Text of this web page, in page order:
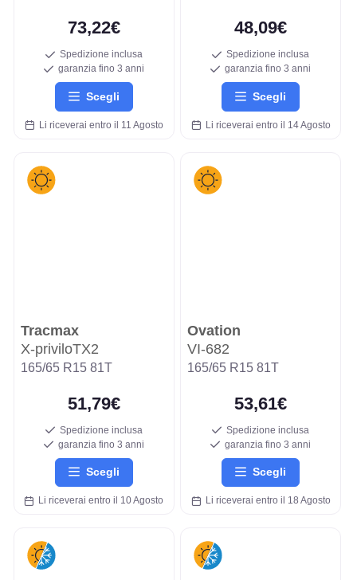
73,22€
Spedizione inclusa
garanzia fino 3 anni
Scegli
Li riceverai entro il 11 Agosto
48,09€
Spedizione inclusa
garanzia fino 3 anni
Scegli
Li riceverai entro il 14 Agosto
Tracmax
X-priviloTX2
165/65 R15 81T
51,79€
Spedizione inclusa
garanzia fino 3 anni
Scegli
Li riceverai entro il 10 Agosto
Ovation
VI-682
165/65 R15 81T
53,61€
Spedizione inclusa
garanzia fino 3 anni
Scegli
Li riceverai entro il 18 Agosto